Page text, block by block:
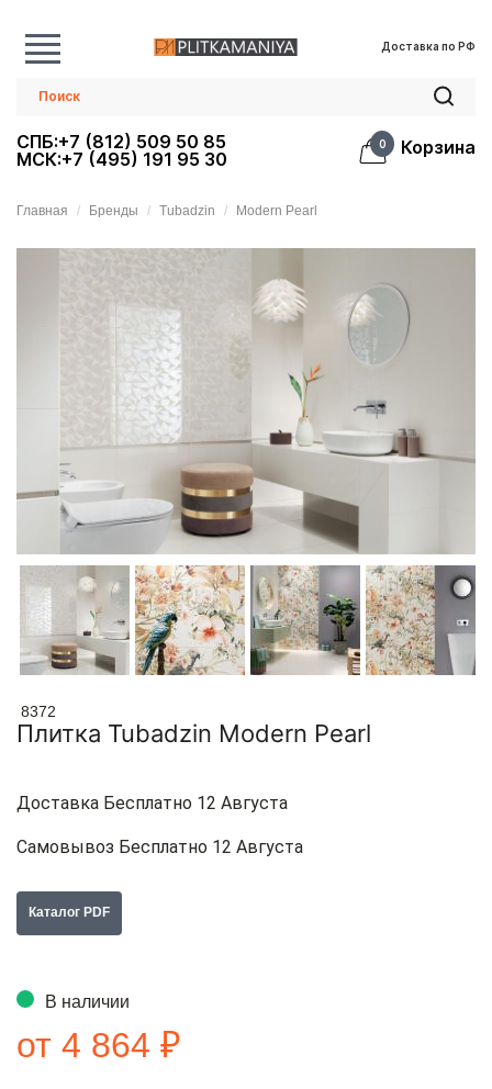
Доставка по РФ
СПБ:+7 (812) 509 50 85
МСК:+7 (495) 191 95 30
0 Корзина
Главная Бренды Tubadzin Modern Pearl
8372
Плитка Tubadzin Modern Pearl
Доставка Бесплатно 12 Августа
Самовывоз Бесплатно 12 Августа
Каталог PDF
В наличии
от 4 864 ₽